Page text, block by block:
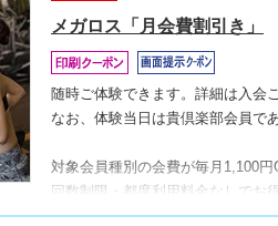
メガロス「月会費割引き」
随時ご体験できます。詳細は入会
なお、体験当日は貴倶楽部会員で
対象会員種別の会費が毎月1,100円
回数制限・都度利用料金なしでお